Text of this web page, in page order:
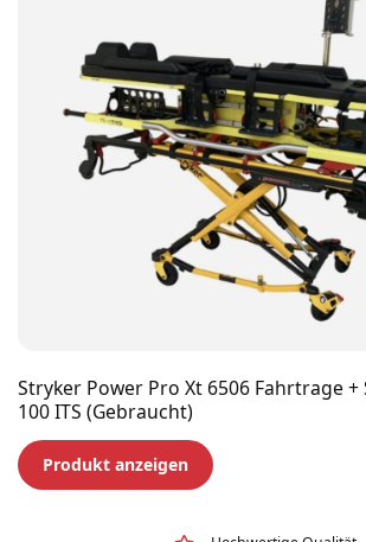
Stryker Power Pro Xt 6506 Fahrtrage
100 ITS (Gebraucht)
Produkt anzeigen